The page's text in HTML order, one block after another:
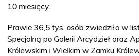
10 miesięcy.
Prawie 36,5 tys. osób zwiedziło w
Specjalną po Galerii Arcydzieł oraz
Królewskim i Wielkim w Zamku